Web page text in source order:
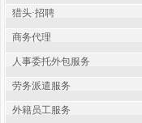
猎头·招聘
商务代理
人事委托外包服务
劳务派遣服务
外籍员工服务